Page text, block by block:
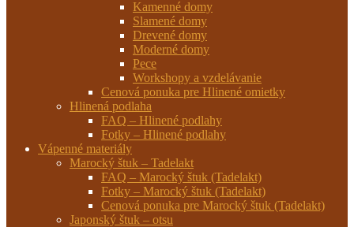
Kamenné domy
Slamené domy
Drevené domy
Moderné domy
Pece
Workshopy a vzdelávanie
Cenová ponuka pre Hlinené omietky
Hlinená podlaha
FAQ – Hlinené podlahy
Fotky – Hlinené podlahy
Vápenné materiály
Marocký štuk – Tadelakt
FAQ – Marocký štuk (Tadelakt)
Fotky – Marocký štuk (Tadelakt)
Cenová ponuka pre Marocký štuk (Tadelakt)
Japonský štuk – otsu